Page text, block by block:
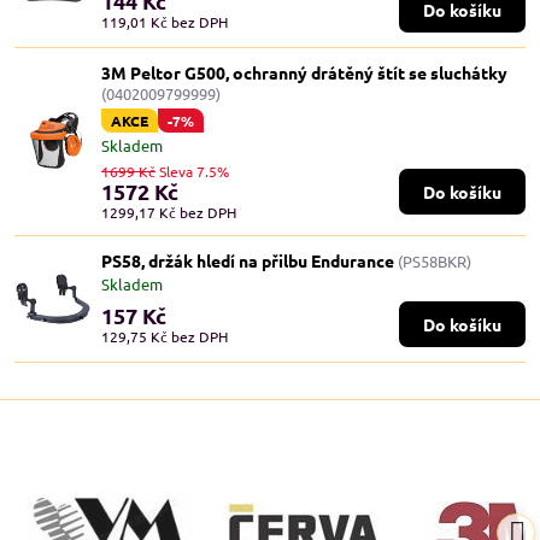
119,01 Kč bez DPH
Do košíku
3M Peltor G500, ochranný drátěný štít se sluchátky
(0402009799999)
AKCE -7%
Skladem
1572 Kč
1299,17 Kč bez DPH
1699 KčSleva 7.5%
Do košíku
PS58, držák hledí na přilbu Endurance (PS58BKR)
Skladem
157 Kč
129,75 Kč bez DPH
Do košíku